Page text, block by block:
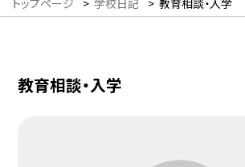
トップページ > 学校日記 > 教育相談・入学
教育相談・入学